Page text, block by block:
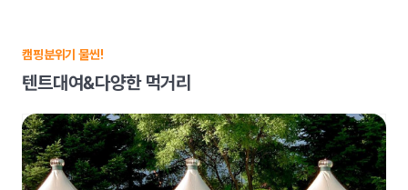
캠핑분위기 물씬!
텐트대여&다양한 먹거리